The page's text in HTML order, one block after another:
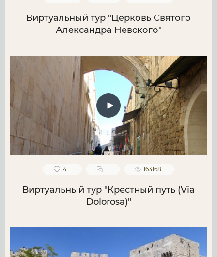
Виртуальный тур "Церковь Святого
Александра Невского"
41 1 163168
Виртуальный тур "Крестный путь (Via
Dolorosa)"